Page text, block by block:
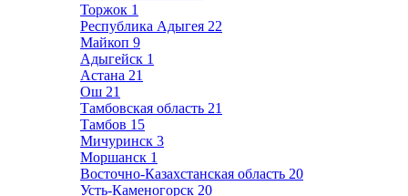
Торжок 1
Республика Адыгея 22
Майкоп 9
Адыгейск 1
Астана 21
Ош 21
Тамбовская область 21
Тамбов 15
Мичуринск 3
Моршанск 1
Восточно-Казахстанская область 20
Усть-Каменогорск 20